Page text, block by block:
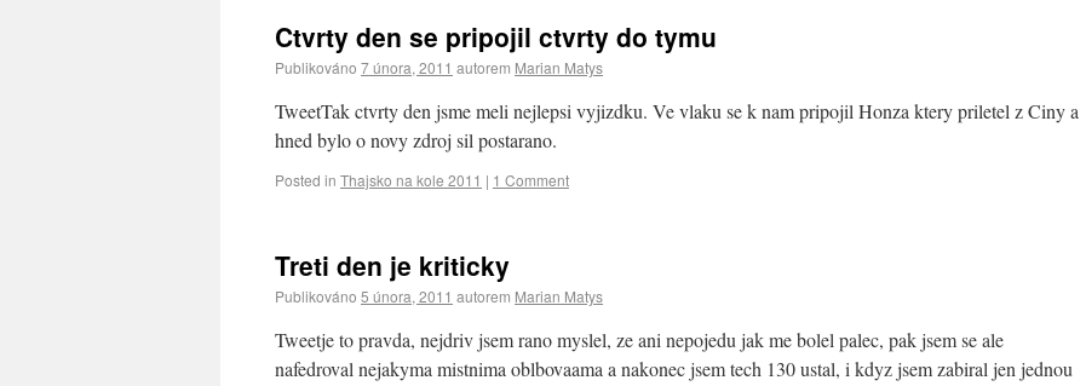
Ctvrty den se pripojil ctvrty do tymu
Publikováno 7 února, 2011 autorem Marian Matys
TweetTak ctvrty den jsme meli nejlepsi vyjizdku. Ve vlaku se k nam pripojil Honza ktery priletel z Ciny a
hned bylo o novy zdroj sil postarano.
Posted in Thajsko na kole 2011 | 1 Comment
Treti den je kriticky
Publikováno 5 února, 2011 autorem Marian Matys
Tweetje to pravda, nejdriv jsem rano myslel, ze ani nepojedu jak me bolel palec, pak jsem se ale
nafedroval nejakyma mistnima oblbovaama a nakonec jsem tech 130 ustal, i kdyz jsem zabiral jen jednou